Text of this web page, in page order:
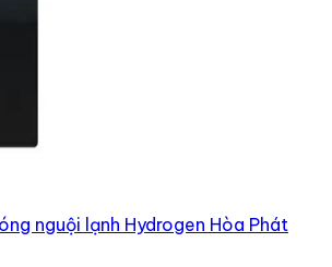
nguội lạnh Hydrogen Hòa Phát